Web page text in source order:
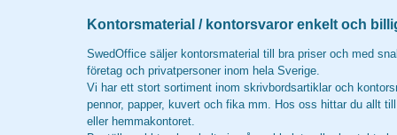
Kontorsmaterial / kontorsvaror enkelt och
SwedOffice säljer kontorsmaterial till bra priser och med
företag och privatpersoner inom hela Sverige.
Vi har ett stort sortiment inom skrivbordsartiklar och
pennor, papper, kuvert och fika mm. Hos oss hittar du allt
eller hemmakontoret.